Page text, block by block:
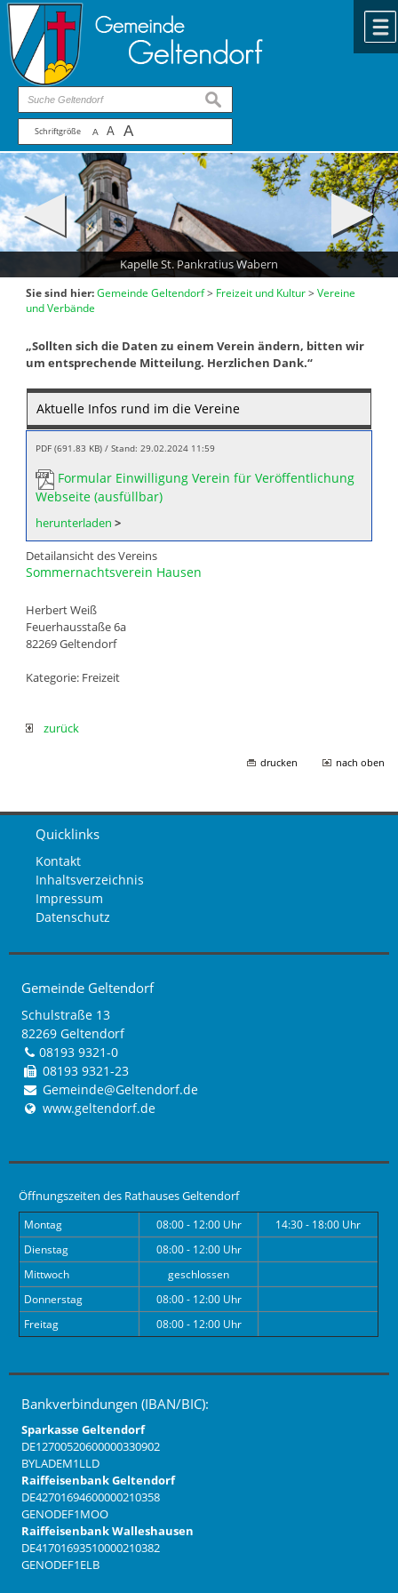
Zum Inhalt,zur Navigation
Schriftgröße A A A
suchen
Kapelle St. Pankratius Wabern
Sie sind hier: Gemeinde Geltendorf> Freizeit und Kultur> Vereine
und Verbände
„Sollten sich die Daten zu einem Verein ändern, bitten wir
um entsprechende Mitteilung. Herzlichen Dank.“
Aktuelle Infos rund im die Vereine
PDF (691.83 KB) Stand: 29.02.2024 11:59
Formular Einwilligung Verein für Veröffentlichung
Webseite (ausfüllbar)
herunterladen >
Detailansicht des Vereins
Sommernachtsverein Hausen
Herbert Weiß
Feuerhausstaße 6a
82269 Geltendorf
Kategorie: Freizeit
zurück
drucken nach oben
Quicklinks
Kontakt
Inhaltsverzeichnis
Impressum
Datenschutz
Gemeinde Geltendorf
Schulstraße 13
82269 Geltendorf
08193 9321-0
08193 9321-23
Gemeinde@Geltendorf.de
www.geltendorf.de
Öffnungszeiten des Rathauses Geltendorf
Montag 08:00 - 12:00 Uhr
14:30 - 18:00 Uhr
Dienstag
08:00 - 12:00 Uhr
Mittwoch
geschlossen
Donnerstag
08:00 - 12:00 Uhr
Freitag
08:00 - 12:00 Uhr
Bankverbindungen (IBAN/BIC):
Sparkasse Geltendorf
DE12700520600000330902
BYLADEM1LLD
Raiffeisenbank Geltendorf
DE42701694600000210358
GENODEF1MOO
Raiffeisenbank Walleshausen
DE41701693510000210382
GENODEF1ELB